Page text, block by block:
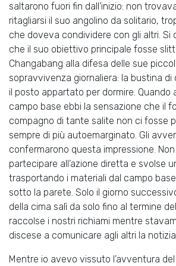
saltarono fuori fin dall’inizio: non
ritagliarsi il suo angolino da solitario,
che doveva condividere con gli altri. Si
che il suo obiettivo principale fosse
Changabang alla difesa delle sue
sopravvivenza giornaliera: la bustina
il posto appartato per dormire. Quando
campo base ebbi la sensazione che il
compagno di tante salite non ci fosse
sempre di più autoemarginato. Gli
confermarono questa impressione.
partecipare all’azione diretta e svolse
trasportando i materiali dal campo
sotto la parete. Solo il giorno
della cima salì da solo fino al termine
raccolse i nostri richiami mentre
discese a comunicare agli altri la
Mentre io avevo vissuto l’avventura